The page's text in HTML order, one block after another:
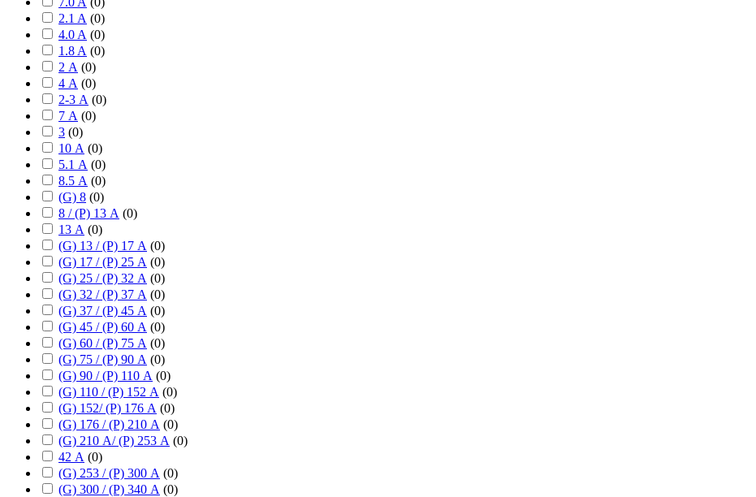
2.1 A (0)
4.0 A (0)
1.8 A (0)
2 А (0)
4 А (0)
2-3 А (0)
7 А (0)
3 (0)
10 А (0)
5.1 А (0)
8.5 А (0)
(G) 8 (0)
8 / (P) 13 А (0)
13 А (0)
(G) 13 / (P) 17 А (0)
(G) 17 / (P) 25 А (0)
(G) 25 / (P) 32 А (0)
(G) 32 / (P) 37 А (0)
(G) 37 / (P) 45 А (0)
(G) 45 / (P) 60 А (0)
(G) 60 / (P) 75 А (0)
(G) 75 / (P) 90 А (0)
(G) 90 / (P) 110 А (0)
(G) 110 / (P) 152 А (0)
(G) 152/ (P) 176 А (0)
(G) 176 / (P) 210 А (0)
(G) 210 А/ (P) 253 А (0)
42 А (0)
(G) 253 / (P) 300 А (0)
(G) 300 / (P) 340 А (0)